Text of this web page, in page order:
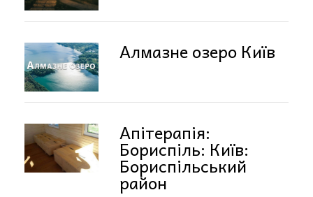
Алмазне озеро Київ
Апітерапія:
Бориспіль: Київ:
Бориспільський
район